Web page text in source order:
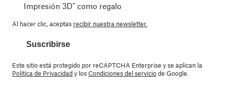
Impresión 3D" como regalo
Al hacer clic, aceptas recibir nuestra newsletter.
Suscribirse
Este sitio está protegido por reCAPTCHA Enterprise y se aplican la
Política de Privacidady losCondiciones del serviciode Google.